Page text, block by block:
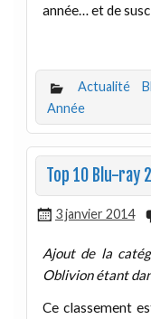
année… et de
Actualité
Année
Top 10 Blu-ray
3 janvier 2014
Ajout de la
Oblivion étant
Ce classement